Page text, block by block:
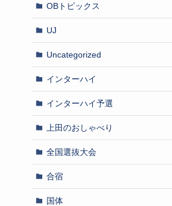
OBトピックス
UJ
Uncategorized
インターハイ
インターハイ予選
上田のおしゃべり
全国選抜大会
合宿
国体